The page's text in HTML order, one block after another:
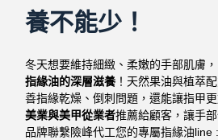
養不能少！
冬天想要維持細緻、柔嫩的手部肌膚
指緣油的深層滋養 ！天然果油與植萃
善指緣乾燥、倒刺問題，還能讓指甲
美業與美甲從業者推薦給顧客，讓手
品牌聯繫險峰代工您的專屬指緣油line